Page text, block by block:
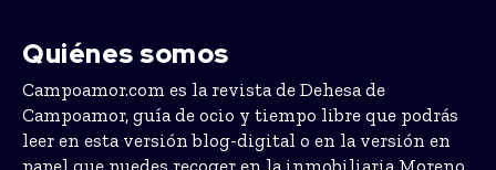
Quiénes somos
Campoamor.com es la revista de Dehesa de
Campoamor, guía de ocio y tiempo libre que podrás
leer en esta versión blog-digital o en la versión en
papel que puedes recoger en la inmobiliaria Moreno